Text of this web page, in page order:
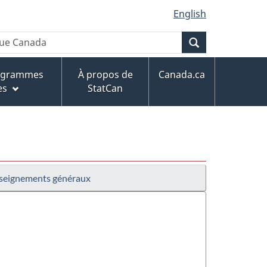
English
À propos de
StatCan
Canada.ca
généraux